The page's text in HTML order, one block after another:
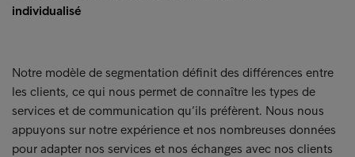
individualisé
Notre modèle de segmentation définit des différences entre
les clients, ce qui nous permet de connaître les types de
services et de communication qu’ils préfèrent. Nous nous
appuyons sur notre expérience et nos nombreuses données
pour adapter nos services et nos échanges avec nos clients